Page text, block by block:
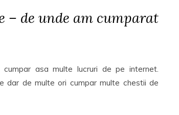
de unde am cumparat
asa multe lucruri de pe internet.
dar de multe ori cumpar multe chestii de